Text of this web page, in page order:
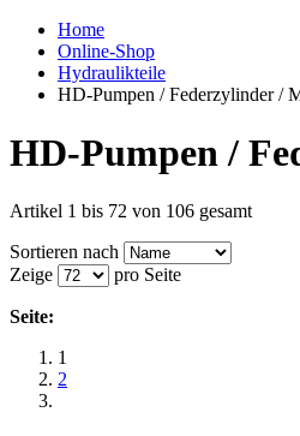
Home
Online-Shop
Hydraulikteile
HD-Pumpen / Federzylinder /
HD-Pumpen /
Artikel 1 bis 72 von 106 gesamt
Sortieren nach
Zeige
pro Seite
Seite:
1
2